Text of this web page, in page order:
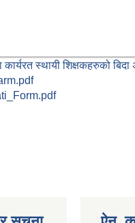
कार्यरत स्थायी शिक्षकहरुको